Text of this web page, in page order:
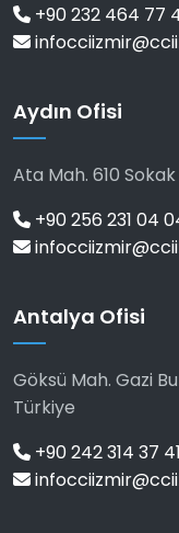
+90 232 464 77
Aydın Ofisi
Ata Mah. 610
+90 256 231 04
Antalya Ofisi
Göksü Mah. Gazi
Türkiye
+90 242 314 37 41